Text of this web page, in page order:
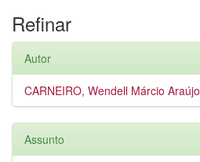
Refinar
Autor
CARNEIRO, Wendell Márcio Araújo
Assunto